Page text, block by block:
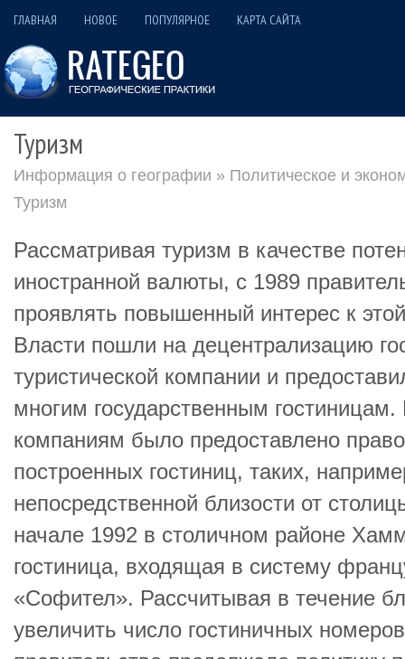
ГЛАВНАЯ НОВОЕ ПОПУЛЯРНОЕ КАРТА САЙТА
Туризм
Информация о географии » Политическое и
Туризм
Рассматривая туризм в качестве
иностранной валюты, с 1989
проявлять повышенный интерес к
Власти пошли на децентрализацию
туристической компании и
многим государственным
компаниям было предоставлено
построенных гостиниц, таких,
непосредственной близости от
начале 1992 в столичном районе
гостиница, входящая в систему
«Софител». Рассчитывая в течение
увеличить число гостиничных